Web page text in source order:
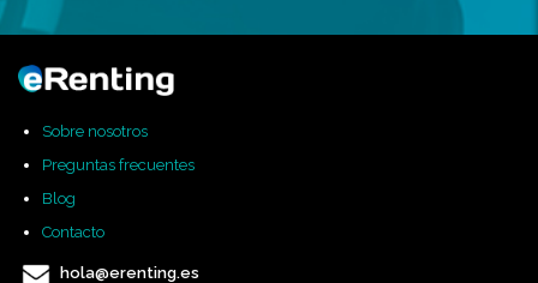
Sobre nosotros
Preguntas frecuentes
Blog
Contacto
hola@erenting.es